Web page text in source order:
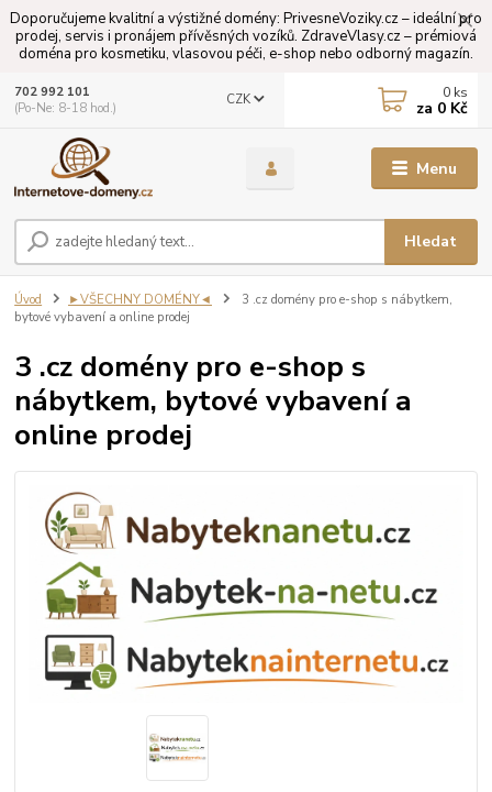
Doporučujeme kvalitní a výstižné domény: PrivesneVoziky.cz – ideální pro
prodej, servis i pronájem přívěsných vozíků. ZdraveVlasy.cz – prémiová
doména pro kosmetiku, vlasovou péči, e-shop nebo odborný magazín.
Menu
CZK
Hledat
702 992 101
(Po-Ne: 8-18 hod.)
0 ks
za 0 Kč
Úvod ►VŠECHNY DOMÉNY◄
3 .cz domény pro e-shop s nábytkem,
bytové vybavení a online prodej
3 .cz domény pro e-shop s
nábytkem, bytové vybavení a
online prodej